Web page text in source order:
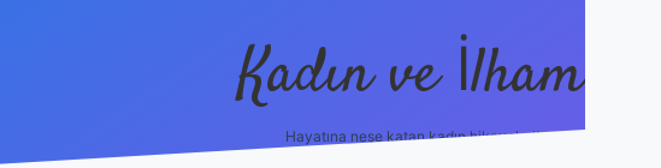
Kadın ve İlham
Hayatına neşe katan kadın hikayeleri!